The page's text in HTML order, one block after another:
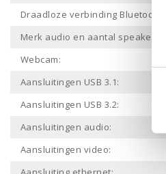
Draadloze verbinding Bluetooth:
Merk audio en aantal speakers:
Webcam:
Aansluitingen USB 3.1:
Aansluitingen USB 3.2:
Aansluitingen audio:
Aansluitingen video: